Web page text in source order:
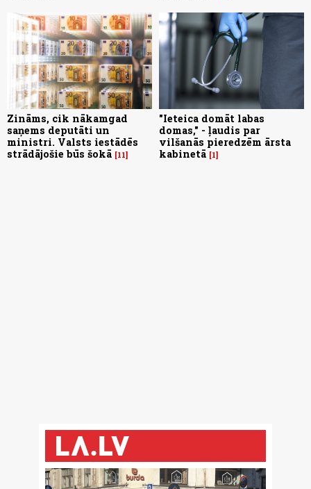
Zināms, cik nākamgad
saņems deputāti un
ministri. Valsts iestādēs
strādājošie būs šokā 11
"Ieteica domāt labas
domas," - ļaudis par
vilšanās pieredzēm ārsta
kabinetā 1